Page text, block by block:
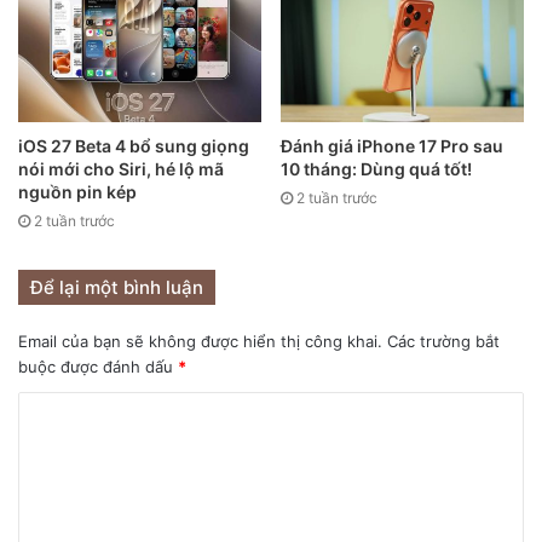
Về dung lượng bộ nhớ, iPhone 13 mini sẽ có cấu hình 64/
128GB; iPhone 13 và iPhone 13 Pro sẽ có tùy chọn ROM
128/ 256GB. Giống như các tin đồn, chiếc iPhone 13 Pro
Max sẽ có tùy chọn bộ nhớ trong từ 256GB và có phiên bản
512GB.
iOS 27 Beta 4 bổ sung giọng
nói mới cho Siri, hé lộ mã
nguồn pin kép
2 tuần trước
Đánh giá iPhone 17 Pro sau
10 tháng: Dùng quá tốt!
2 tuần trước
Để lại một bình luận
Email của bạn sẽ không được hiển thị công khai. Các trường bắt
buộc được đánh dấu *